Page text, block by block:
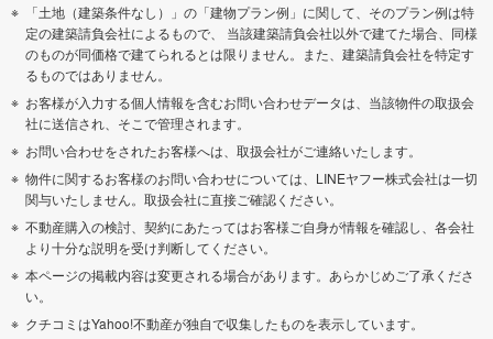
「土地（建築条件なし）」の「建物プラン例」に関して、そのプラン例は特
定の建築請負会社によるもので、 当該建築請負会社以外で建てた場合、同様
のものが同価格で建てられるとは限りません。また、建築請負会社を特定す
るものではありません。
お客様が入力する個人情報を含むお問い合わせデータは、当該物件の取扱会
社に送信され、そこで管理されます。
お問い合わせをされたお客様へは、取扱会社がご連絡いたします。
物件に関するお客様のお問い合わせについては、LINEヤフー株式会社は一切
関与いたしません。取扱会社に直接ご確認ください。
不動産購入の検討、契約にあたってはお客様ご自身が情報を確認し、各会社
より十分な説明を受け判断してください。
本ページの掲載内容は変更される場合があります。あらかじめご了承くださ
い。
クチコミはYahoo!不動産が独自で収集したものを表示しています。